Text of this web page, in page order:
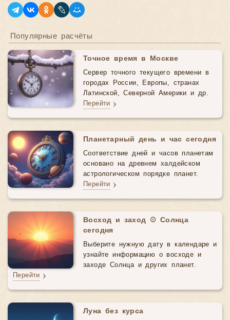
Популярные расчёты
Точное время в Москве
Сервер точного текущего времени в
городах России, Европы, странах
Латинской, Северной Америки и др.
Перейти
Планетарный день и час сегодня
Соответствие дней и часов планетам
основано на древнем халдейском
астрологическом порядке планет.
Перейти
Восход и заход ☉ Солнца
сегодня
Выберите нужную дату в календаре и
узнайте информацию о восходе и
заходе Солнца и других планет.
Перейти
Луна без курса